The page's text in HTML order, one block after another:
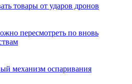
товары от ударов дронов
пересмотреть по вновь
механизм оспаривания